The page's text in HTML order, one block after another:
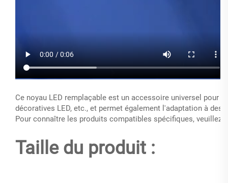
Ce noyau LED remplaçable est un accessoire universel pour
décoratives LED, etc., et permet également l'adaptation à des
Pour connaître les produits compatibles spécifiques,
Taille du produit :